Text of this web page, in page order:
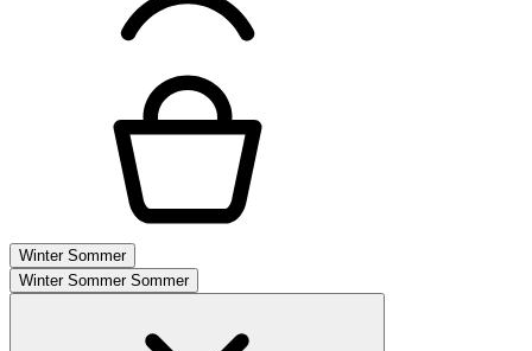
Winter Sommer
Winter Sommer Sommer